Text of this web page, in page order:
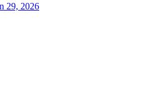
29, 2026